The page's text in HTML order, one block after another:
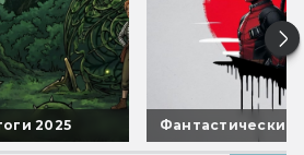
2025 Фантастические